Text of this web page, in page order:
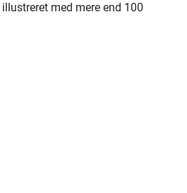
med mere end 100